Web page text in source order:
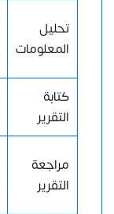
تحليل
المعلومات
كتابة
التقرير
مراجعة
التقرير